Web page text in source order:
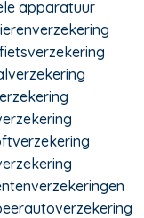
apparatuur